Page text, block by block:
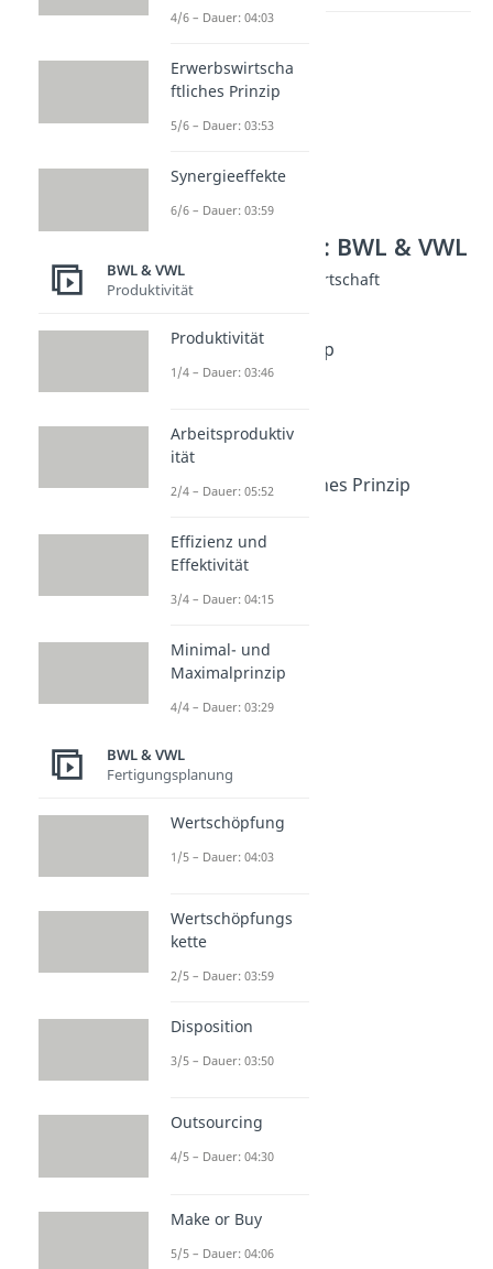
Weitere Inhalte: BWL & VWL
Grundprinzipien der Wirtschaft
Dauer: 02:21
Ökonomisches Prinzip
Dauer: 03:38
Subsidiaritätsprinzip
Wirtschaftlichkeit
Dauer: 04:03
Erwerbswirtschaftliches Prinzip
Synergieeffekte
Dauer: 03:59
4/6 – Dauer: 04:03
Erwerbswirtscha
ftliches Prinzip
5/6 – Dauer: 03:53
Synergieeffekte
6/6 – Dauer: 03:59
BWL & VWL
Produktivität
Produktivität
1/4 – Dauer: 03:46
Arbeitsproduktiv
ität
2/4 – Dauer: 05:52
Effizienz und
Effektivität
3/4 – Dauer: 04:15
Minimal- und
Maximalprinzip
4/4 – Dauer: 03:29
BWL & VWL
Fertigungsplanung
Wertschöpfung
1/5 – Dauer: 04:03
Wertschöpfungs
kette
2/5 – Dauer: 03:59
Disposition
3/5 – Dauer: 03:50
Outsourcing
4/5 – Dauer: 04:30
Make or Buy
5/5 – Dauer: 04:06